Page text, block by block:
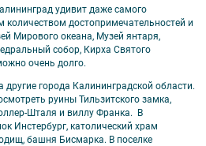
удивит даже самого
количеством достопримечательностей и
Мирового океана, Музей янтаря,
собор, Кирха Святого
очень долго.
города Калининградской области.
руины Тильзитского замка,
Шталя и виллу Франка. В
Инстербург, католический храм
башня Бисмарка. В поселке